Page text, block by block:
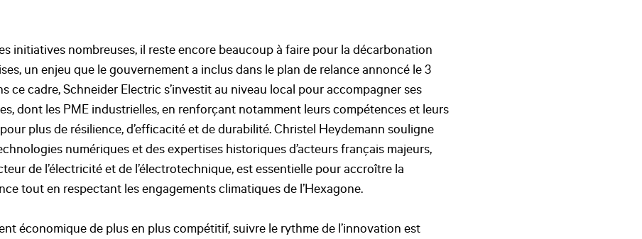
initiatives nombreuses, il reste encore beaucoup à faire pour la décarbonation
un enjeu que le gouvernement a inclus dans le plan de relance annoncé le 3
ce cadre, Schneider Electric s’investit au niveau local pour accompagner ses
dont les PME industrielles, en renforçant notamment leurs compétences et leurs
plus de résilience, d’efficacité et de durabilité. Christel Heydemann souligne
numériques et des expertises historiques d’acteurs français majeurs,
de l’électricité et de l’électrotechnique, est essentielle pour accroître la
tout en respectant les engagements climatiques de l’Hexagone.
économique de plus en plus compétitif, suivre le rythme de l’innovation est